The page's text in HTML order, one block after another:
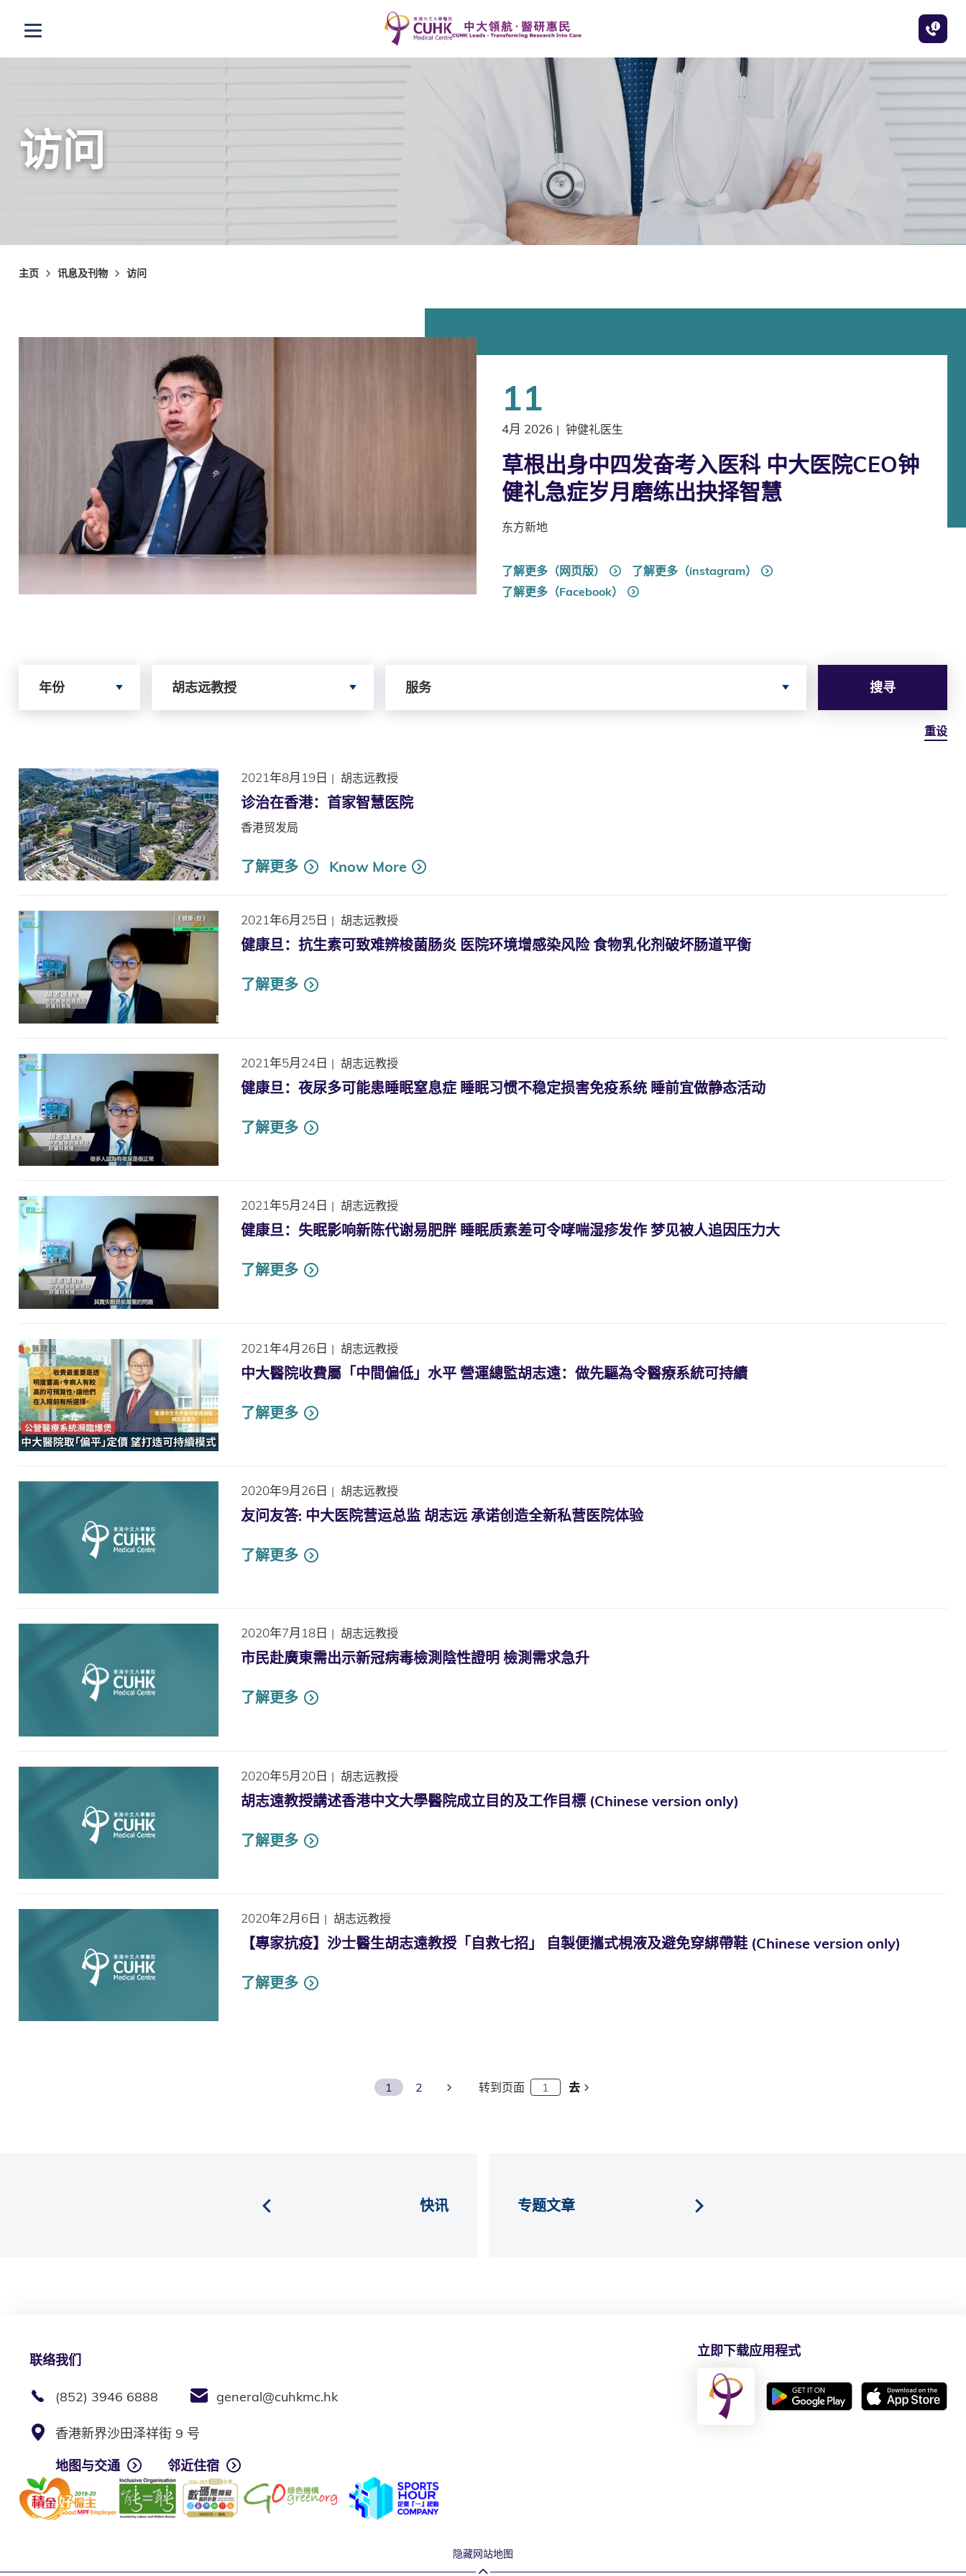
打开选单
访问
主页 讯息及刊物 访问
11
4月 2026 | 钟健礼医生
草根出身中四发奋考入医科 中大医院CEO钟
健礼急症岁月磨练出抉择智慧
东方新地
了解更多（网页版）
了解更多（instagram）
了解更多（Facebook）
年份 胡志远教授 服务 搜寻
重设
2021年8月19日 | 胡志远教授
诊治在香港：首家智慧医院
香港贸发局
了解更多 Know More
2021年6月25日 | 胡志远教授
健康旦：抗生素可致难辨梭菌肠炎 医院环境增感染风险 食物乳化剂破坏肠道平衡
了解更多
2021年5月24日 | 胡志远教授
健康旦：夜尿多可能患睡眠窒息症 睡眠习惯不稳定损害免疫系统 睡前宜做静态活动
了解更多
2021年5月24日 | 胡志远教授
健康旦：失眠影响新陈代谢易肥胖 睡眠质素差可令哮喘湿疹发作 梦见被人追因压力大
了解更多
2021年4月26日 | 胡志远教授
中大醫院收費屬「中間偏低」水平 營運總監胡志遠：做先驅為令醫療系統可持續
了解更多
2020年9月26日 | 胡志远教授
友问友答: 中大医院营运总监 胡志远 承诺创造全新私营医院体验
了解更多
2020年7月18日 | 胡志远教授
市民赴廣東需出示新冠病毒檢測陰性證明 檢測需求急升
了解更多
2020年5月20日 | 胡志远教授
胡志遠教授講述香港中文大學醫院成立目的及工作目標 (Chinese version only)
了解更多
2020年2月6日 | 胡志远教授
【專家抗疫】沙士醫生胡志遠教授「自救七招」 自製便攜式梘液及避免穿綁帶鞋 (Chinese version only)
了解更多
1 2 Next Page
转到页面 去
快讯 专题文章
联络我们
(852) 3946 6888 general@cuhkmc.hk
香港新界沙田泽祥街 9 号
地图与交通
邻近住宿
立即下载应用程式
隐藏网站地图